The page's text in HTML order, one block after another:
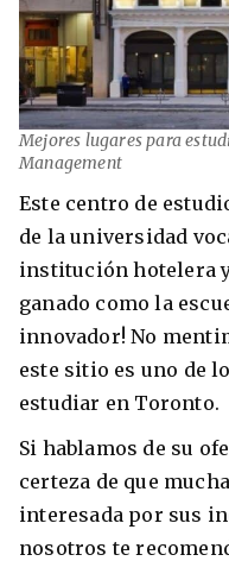
Mejores lugares para
Management
Este centro de
de la universidad
institución hotelera y
ganado como la
innovador! No
este sitio es uno de
estudiar en Toronto.
Si hablamos de su
certeza de que
interesada por sus
nosotros te